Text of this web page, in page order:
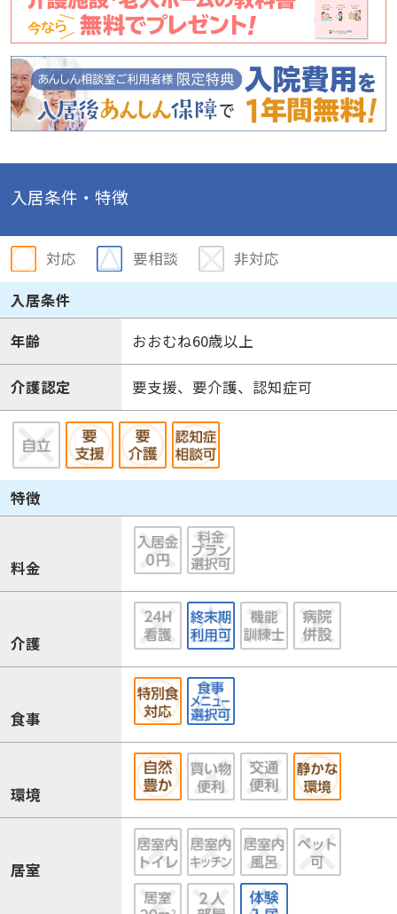
入居条件・特徴
対応 要相談
非対応
入居条件
年齢
おおむね60歳以上
介護認定 要支援、要介護、認知症可
特徴
料金
介護
食事
環境
居室